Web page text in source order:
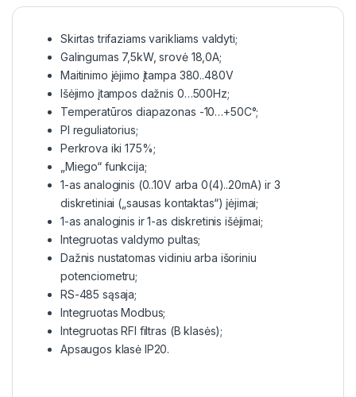
Skirtas trifaziams varikliams valdyti;
Galingumas 7,5kW, srovė 18,0A;
Maitinimo įėjimo įtampa 380..480V
Išėjimo įtampos dažnis 0…500Hz;
Temperatūros diapazonas -10…+50C°;
PI reguliatorius;
Perkrova iki 175%;
„Miego“ funkcija;
1-as analoginis (0..10V arba 0(4)..20mA) ir 3
diskretiniai („sausas kontaktas“) įėjimai;
1-as analoginis ir 1-as diskretinis išėjimai;
Integruotas valdymo pultas;
Dažnis nustatomas vidiniu arba išoriniu
potenciometru;
RS-485 sąsaja;
Integruotas Modbus;
Integruotas RFI filtras (B klasės);
Apsaugos klasė IP20.